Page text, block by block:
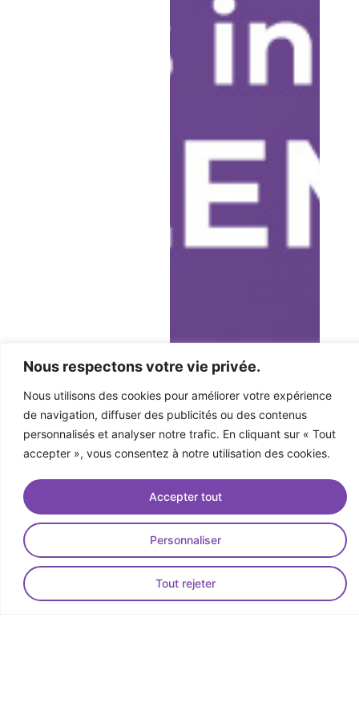
Nous respectons votre vie privée.
Nous utilisons des cookies pour améliorer votre expérience
de navigation, diffuser des publicités ou des contenus
personnalisés et analyser notre trafic. En cliquant sur « Tout
accepter », vous consentez à notre utilisation des cookies.
Personnaliser
Tout rejeter
Accepter tout